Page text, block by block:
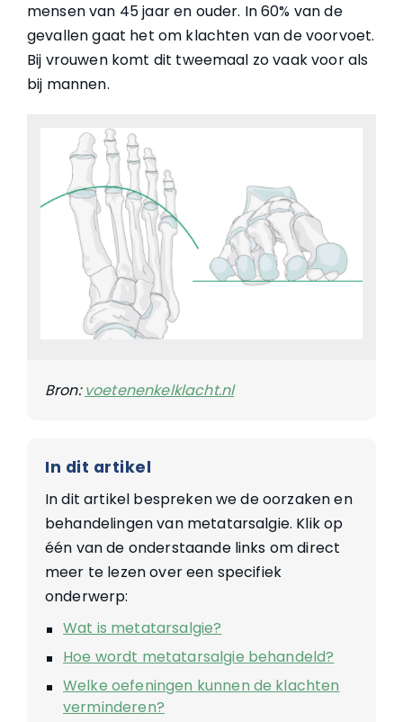
mensen van 45 jaar en ouder. In 60% van de
gevallen gaat het om klachten van de voorvoet.
Bij vrouwen komt dit tweemaal zo vaak voor als
bij mannen.
Bron:voetenenkelklacht.nl
In dit artikel
In dit artikel bespreken we de oorzaken en
behandelingen van metatarsalgie. Klik op
één van de onderstaande links om direct
meer te lezen over een specifiek
onderwerp:
Wat is metatarsalgie?
Hoe wordt metatarsalgie behandeld?
Welke oefeningen kunnen de klachten
verminderen?